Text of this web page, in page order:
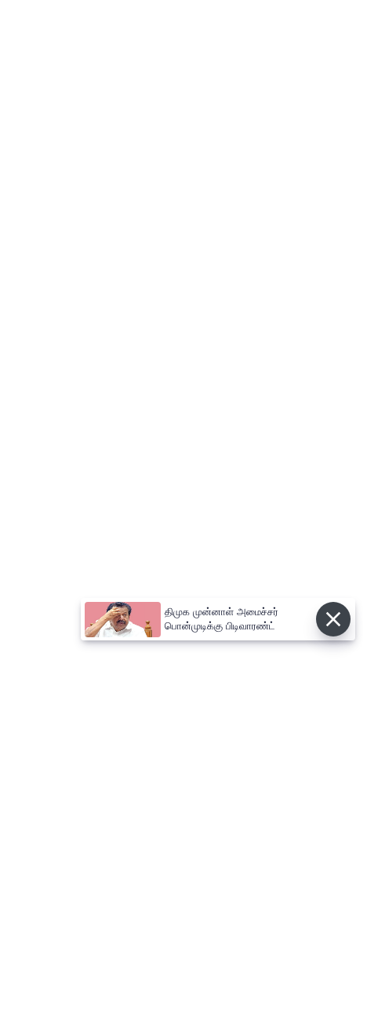
திமுக முன்னாள் அமைச்சர்
பொன்முடிக்கு பிடிவாரண்ட்